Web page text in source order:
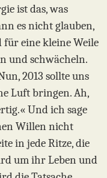
ist das, was
es nicht glauben,
eine kleine Weile
und schwächeln.
2013 sollte uns
Luft bringen. Ah,
Und ich sage
Willen nicht
in jede Ritze, die
um ihr Leben und